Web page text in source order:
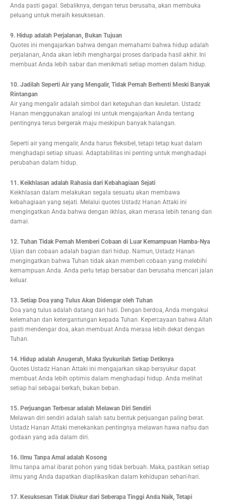
Anda pasti gagal. Sebaliknya, dengan terus berusaha, akan membuka
peluang untuk meraih kesuksesan.
9. Hidup adalah Perjalanan, Bukan Tujuan
Quotes ini mengajarkan bahwa dengan memahami bahwa hidup adalah
perjalanan, Anda akan lebih menghargai proses daripada hasil akhir. Ini
membuat Anda lebih sabar dan menikmati setiap momen dalam hidup.
10. Jadilah Seperti Air yang Mengalir, Tidak Pernah Berhenti Meski Banyak
Rintangan
Air yang mengalir adalah simbol dari keteguhan dan keuletan. Ustadz
Hanan menggunakan analogi ini untuk mengajarkan Anda tentang
pentingnya terus bergerak maju meskipun banyak halangan.
Seperti air yang mengalir, Anda harus fleksibel, tetapi tetap kuat dalam
menghadapi setiap situasi. Adaptabilitas ini penting untuk menghadapi
perubahan dalam hidup.
11. Keikhlasan adalah Rahasia dari Kebahagiaan Sejati
Keikhlasan dalam melakukan segala sesuatu akan membawa
kebahagiaan yang sejati. Melalui quotes Ustadz Hanan Attaki ini
mengingatkan Anda bahwa dengan ikhlas, akan merasa lebih tenang dan
damai.
12. Tuhan Tidak Pernah Memberi Cobaan di Luar Kemampuan Hamba-Nya
Ujian dan cobaan adalah bagian dari hidup. Namun, Ustadz Hanan
mengingatkan bahwa Tuhan tidak akan memberi cobaan yang melebihi
kemampuan Anda. Anda perlu tetap bersabar dan berusaha mencari jalan
keluar.
13. Setiap Doa yang Tulus Akan Didengar oleh Tuhan
Doa yang tulus adalah datang dari hati. Dengan berdoa, Anda mengakui
kelemahan dan ketergantungan kepada Tuhan. Kepercayaan bahwa Allah
pasti mendengar doa, akan membuat Anda merasa lebih dekat dengan
Tuhan.
14. Hidup adalah Anugerah, Maka Syukurilah Setiap Detiknya
Quotes Ustadz Hanan Attaki ini mengajarkan sikap bersyukur dapat
membuat Anda lebih optimis dalam menghadapi hidup. Anda melihat
setiap hal sebagai berkah, bukan beban.
15. Perjuangan Terbesar adalah Melawan Diri Sendiri
Melawan diri sendiri adalah salah satu bentuk perjuangan paling berat.
Ustadz Hanan Attaki menekankan pentingnya melawan hawa nafsu dan
godaan yang ada dalam diri.
16. Ilmu Tanpa Amal adalah Kosong
Ilmu tanpa amal ibarat pohon yang tidak berbuah. Maka, pastikan setiap
ilmu yang Anda dapatkan diaplikasikan dalam kehidupan sehari-hari.
17. Kesuksesan Tidak Diukur dari Seberapa Tinggi Anda Naik, Tetapi